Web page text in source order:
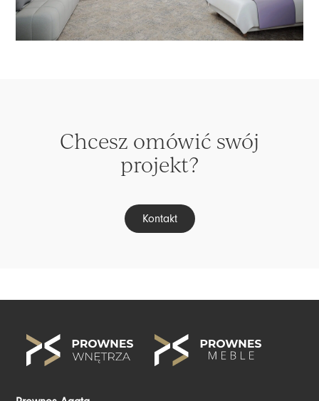
Chcesz omówić swój
projekt?
Kontakt